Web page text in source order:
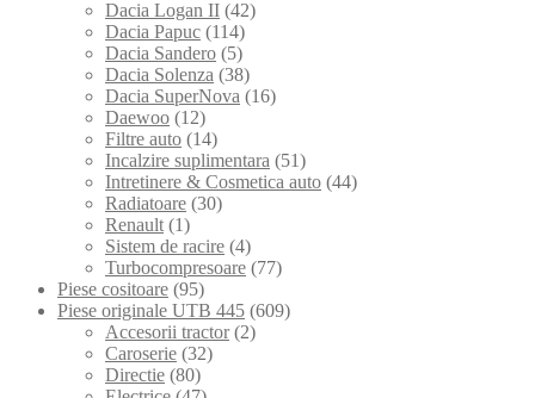
Dacia Logan II (42)
Dacia Papuc (114)
Dacia Sandero (5)
Dacia Solenza (38)
Dacia SuperNova (16)
Daewoo (12)
Filtre auto (14)
Incalzire suplimentara (51)
Intretinere & Cosmetica auto (44)
Radiatoare (30)
Renault (1)
Sistem de racire (4)
Turbocompresoare (77)
Piese cositoare (95)
Piese originale UTB 445 (609)
Accesorii tractor (2)
Caroserie (32)
Directie (80)